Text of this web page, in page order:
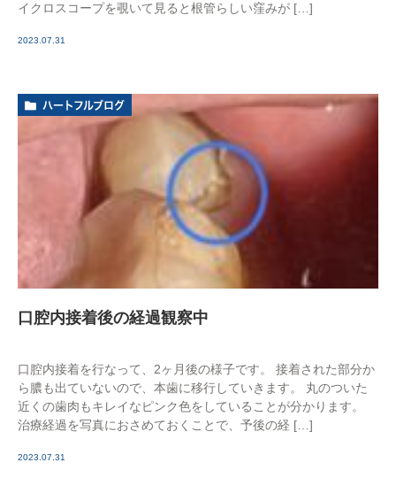
イクロスコープを覗いて見ると根管らしい窪みが […]
2023.07.31
ハートフルブログ
口腔内接着後の経過観察中
口腔内接着を行なって、2ヶ月後の様子です。 接着された部分か
ら膿も出ていないので、本歯に移行していきます。 丸のついた
近くの歯肉もキレイなピンク色をしていることが分かります。
治療経過を写真におさめておくことで、予後の経 […]
2023.07.31